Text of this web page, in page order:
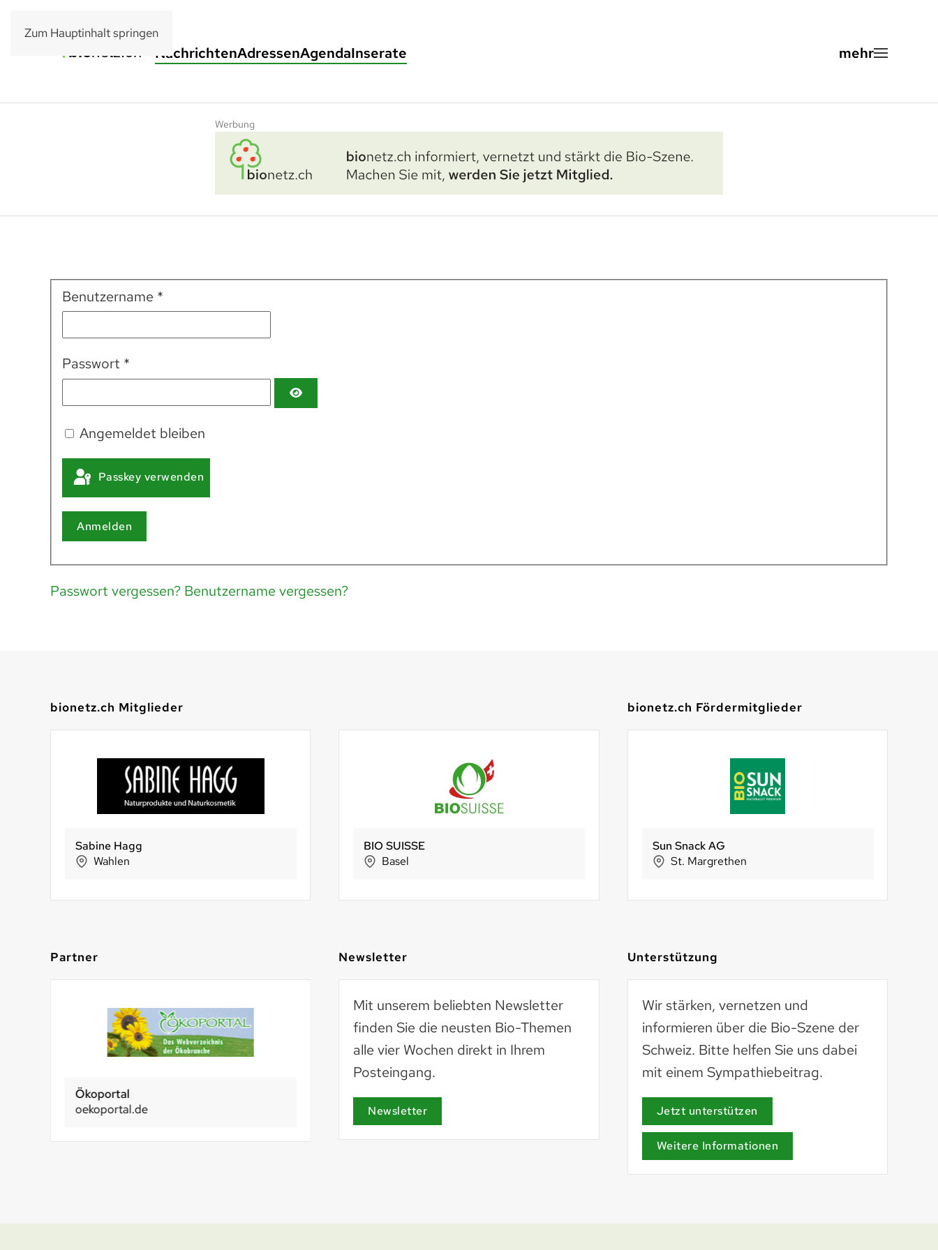
Zum Hauptinhalt springen
NachrichtenAdressenAgendaInserate
Werbung
Benutzername *
Passwort *
Angemeldet bleiben
Passkey verwenden
Anmelden
Passwort vergessen? Benutzername vergessen?
bionetz.ch Mitglieder
Sabine Hagg
Wahlen
BachserMärt Plus Eglisau
Eglisau
Vier Linden Imbisscafé
KöniGnuss
BIO SUISSE
Basel
Sun Snack AG
St. Margrethen
bionetz.ch Fördermitglieder
Holle baby food AG
Sun Snack AG
St. Margrethen
Partner
Ökoportal
oekoportal.de
Basel 2030
basel2030.ch
AöL
aoel.org
Newsletter
Mit unserem beliebten Newsletter
finden Sie die neusten Bio-Themen
alle vier Wochen direkt in Ihrem
Posteingang.
Newsletter
Unterstützung
Wir stärken, vernetzen und
informieren über die Bio-Szene der
Schweiz. Bitte helfen Sie uns dabei
mit einem Sympathiebeitrag.
Jetzt unterstützen
Weitere Informationen